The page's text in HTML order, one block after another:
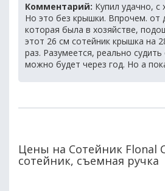
Комментарий: Купил удачно, с
Но это без крышки. Впрочем. от
которая была в хозяйстве,
этот 26 см сотейник крышка на
раз. Разумеется, реально
можно будет через год. Но а
Цены на Сотейник Flonal
сотейник, съемная ручка